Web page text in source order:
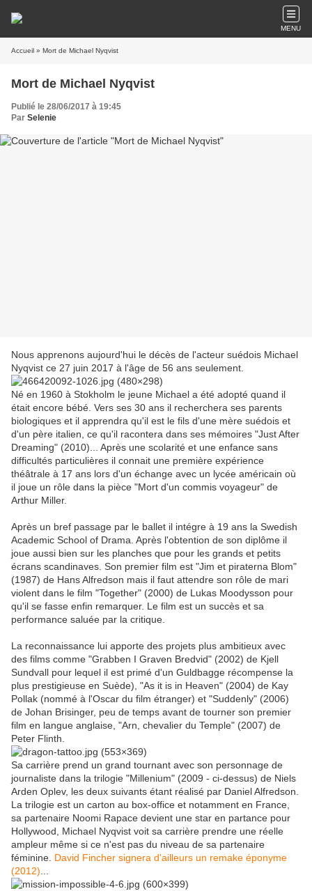
MENU
Accueil » Mort de Michael Nyqvist
Mort de Michael Nyqvist
Publié le 28/06/2017 à 19:45
Par Selenie
Nous apprenons aujourd'hui le décès de l'acteur suédois Michael
Nyqvist ce 27 juin 2017 à l'âge de 56 ans seulement.
Né en 1960 à Stokholm le jeune Michael a été adopté quand il
était encore bébé. Vers ses 30 ans il recherchera ses parents
biologiques et il apprendra qu'il est le fils d'une mère suédois et
d'un père italien, ce qu'il racontera dans ses mémoires "Just After
Dreaming" (2010)... Après une scolarité et une enfance sans
difficultés particulières il connait une première expérience
théâtrale à 17 ans lors d'un échange avec un lycée américain où
il joue un rôle dans la pièce "Mort d'un commis voyageur" de
Arthur Miller.
Après un bref passage par le ballet il intégre à 19 ans la Swedish
Academic School of Drama. Après l'obtention de son diplôme il
joue aussi bien sur les planches que pour les grands et petits
écrans scandinaves. Son premier film est "Jim et piraterna Blom"
(1987) de Hans Alfredson mais il faut attendre son rôle de mari
violent dans le film "Together" (2000) de Lukas Moodysson pour
qu'il se fasse enfin remarquer. Le film est un succès et sa
performance saluée par la critique.
La reconnaissance lui apporte des projets plus ambitieux avec
des films comme "Grabben I Graven Bredvid" (2002) de Kjell
Sundvall pour lequel il est primé d'un Guldbagge récompense la
plus prestigieuse en Suède), "As it is in Heaven" (2004) de Kay
Pollak (nommé à l'Oscar du film étranger) et "Suddenly" (2006)
de Johan Brisinger, peu de temps avant de tourner son premier
film en langue anglaise, "Arn, chevalier du Temple" (2007) de
Peter Flinth.
Sa carrière prend un grand tournant avec son personnage de
journaliste dans la trilogie "Millenium" (2009 - ci-dessus) de Niels
Arden Oplev, les deux suivants étant réalisé par Daniel Alfredson.
La trilogie est un carton au box-office et notamment en France,
sa partenaire Noomi Rapace devient une star en partance pour
Hollywood, Michael Nyqvist voit sa carrière prendre une réelle
ampleur même si ce n'est pas du niveau de sa partenaire
féminine. David Fincher signera d'ailleurs un remake éponyme
(2012)